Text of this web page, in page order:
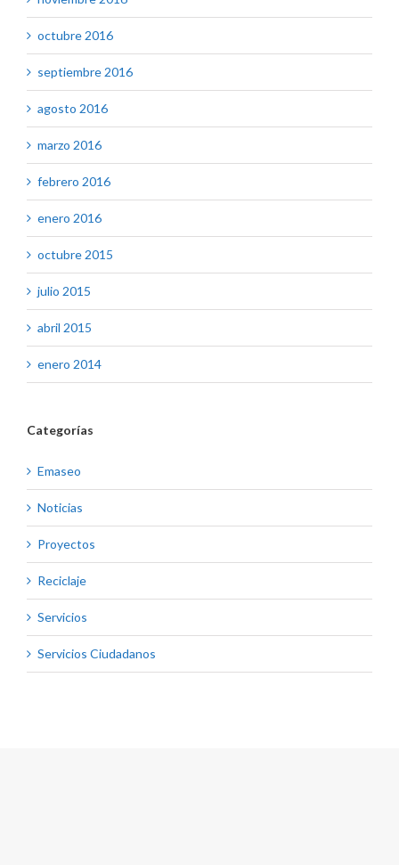
octubre 2016
septiembre 2016
agosto 2016
marzo 2016
febrero 2016
enero 2016
octubre 2015
julio 2015
abril 2015
enero 2014
Categorías
Emaseo
Noticias
Proyectos
Reciclaje
Servicios
Servicios Ciudadanos